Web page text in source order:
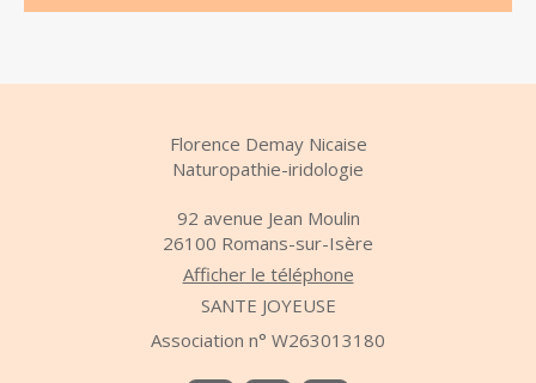
Florence Demay Nicaise
Naturopathie-iridologie
92 avenue Jean Moulin
26100 Romans-sur-Isère
Afficher le téléphone
SANTE JOYEUSE
Association n° W263013180